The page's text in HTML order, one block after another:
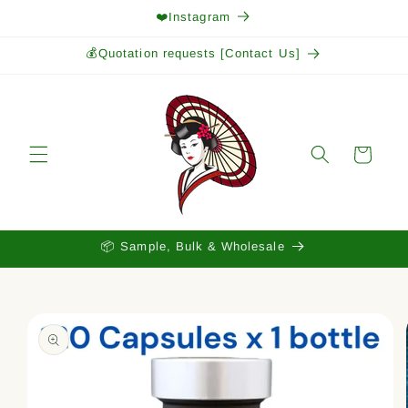
❤️Instagram
💰Quotation requests [Contact Us]
Cart
📦 Sample, Bulk & Wholesale
product
information